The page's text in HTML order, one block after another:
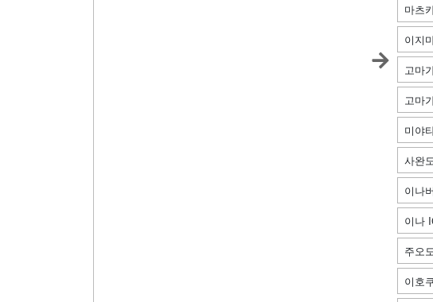
마츠
이지
고마
고마
미야
사완도
이나
이나
주오
이호